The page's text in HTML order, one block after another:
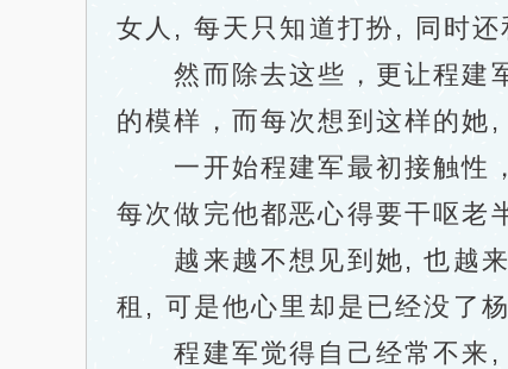
女人, 每天只知道打扮, 同时还
然而除去这些，更让程建军
的模样，而每次想到这样的她,
一开始程建军最初接触性，
每次做完他都恶心得要干呕老
越来越不想见到她, 也越来
租, 可是他心里却是已经没了杨
程建军觉得自己经常不来,